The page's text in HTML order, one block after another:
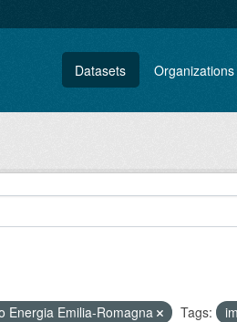
Datasets Organizations
Energia Emilia-Romagna Tags: